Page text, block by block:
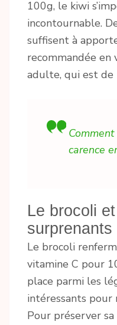
100g, le kiwi
incontournable.
suffisent à
recommandée en
adulte, qui est de
carence
Le brocoli
Le brocoli
vitamine C pour
place parmi les
intéressants
Pour préserver